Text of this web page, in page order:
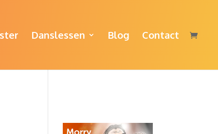
Danslessen Blog Contact